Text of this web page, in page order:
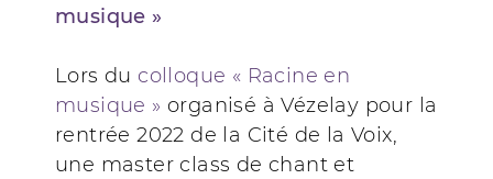
musique »
Lors du colloque « Racine en
musique » organisé à Vézelay pour la
rentrée 2022 de la Cité de la Voix,
une master class de chant et